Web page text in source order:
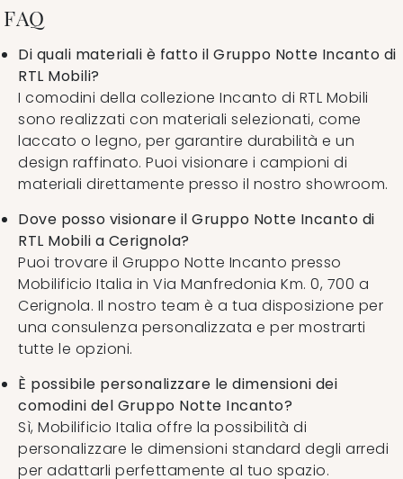
FAQ
Di quali materiali è fatto il Gruppo Notte Incanto di
RTL Mobili?
I comodini della collezione Incanto di RTL Mobili
sono realizzati con materiali selezionati, come
laccato o legno, per garantire durabilità e un
design raffinato. Puoi visionare i campioni di
materiali direttamente presso il nostro showroom.
Dove posso visionare il Gruppo Notte Incanto di
RTL Mobili a Cerignola?
Puoi trovare il Gruppo Notte Incanto presso
Mobilificio Italia in Via Manfredonia Km. 0, 700 a
Cerignola. Il nostro team è a tua disposizione per
una consulenza personalizzata e per mostrarti
tutte le opzioni.
È possibile personalizzare le dimensioni dei
comodini del Gruppo Notte Incanto?
Sì, Mobilificio Italia offre la possibilità di
personalizzare le dimensioni standard degli arredi
per adattarli perfettamente al tuo spazio.